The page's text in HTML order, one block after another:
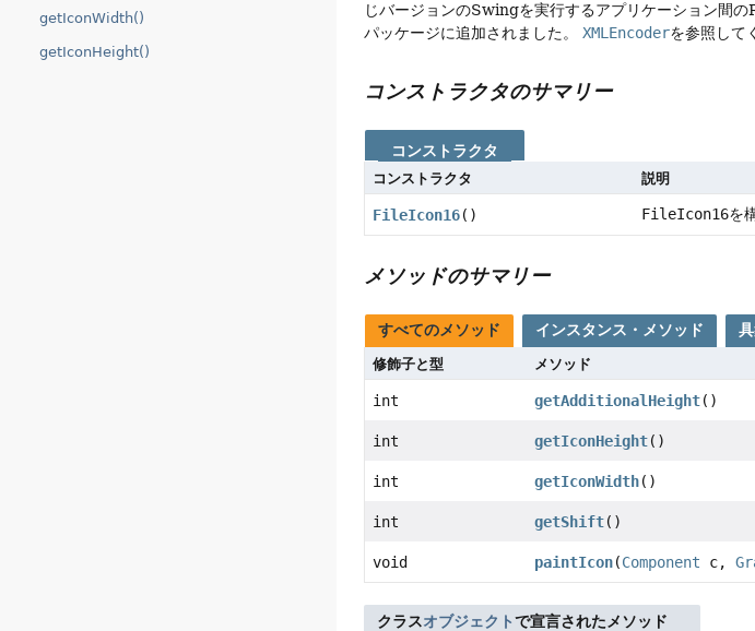
getIconWidth()
getIconHeight()
じバージョンのSwingを実行するアプリケーション間の
パッケージに追加されました。
XMLEncoderを参照して
コンストラクタのサマリー
コンストラクタ
コンストラクタ 説明
FileIcon16() FileIcon16を
メソッドのサマリー
すべてのメソッド インスタンス・メソッド
修飾子と型 メソッド
int getAdditionalHeight()
int getIconHeight()
int getIconWidth()
int getShift()
void paintIcon(Component c,
クラスオブジェクトで宣言されたメソッド